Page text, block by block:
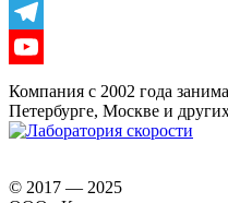
Vkontakte
Telegram
Youtube
Компания с 2002 года
Петербурге, Москве и
© 2017 — 2025